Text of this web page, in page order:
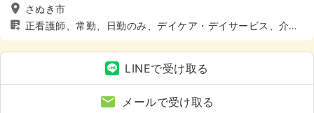
さぬき市
正看護師、常勤、日勤のみ、デイケア・デイサービス、介
護・福祉系、4週8休以上
LINEで受け取る
メールで受け取る